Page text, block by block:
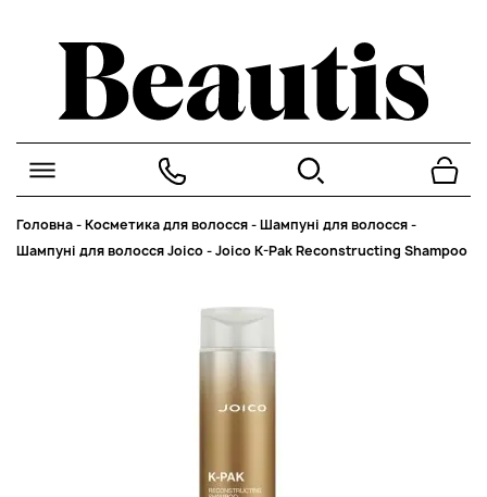
Головна-Косметика для волосся-Шампуні для волосся-
Шампуні для волосся Joico-Joico K-Pak Reconstructing Shampoo